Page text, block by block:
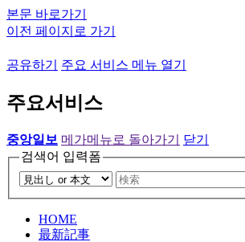
본문 바로가기
이전 페이지로 가기
공유하기 주요 서비스 메뉴 열기
주요서비스
중앙일보 메가메뉴로 돌아가기
닫기
검색어 입력폼
HOME
最新記事